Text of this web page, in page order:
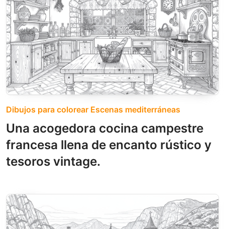
Dibujos para colorear Escenas mediterráneas
Una acogedora cocina campestre
francesa llena de encanto rústico y
tesoros vintage.